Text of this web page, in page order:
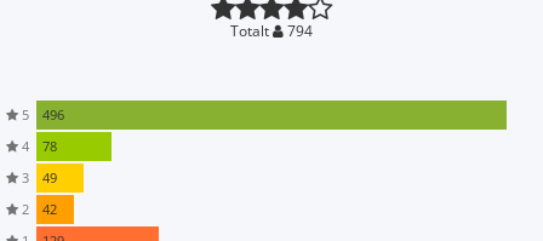
Totalt 794
5
496
4
78
3
49
2
42